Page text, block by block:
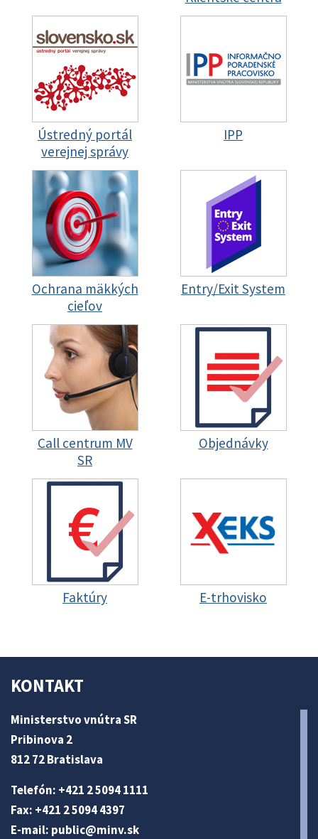
Ústredný portál
verejnej správy
IPP
Ochrana mäkkých
cieľov
Entry/Exit System
Call centrum MV
SR
Objednávky
Faktúry E-trhovisko
KONTAKT
Ministerstvo vnútra SR
Pribinova 2
812 72 Bratislava
Telefón: +421 2 5094 1111
Fax: +421 2 5094 4397
E-mail: public@minv.sk